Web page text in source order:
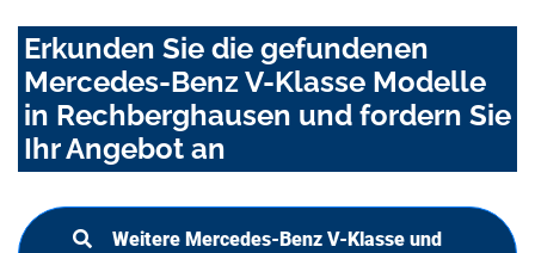
Erkunden Sie die gefundenen
Mercedes-Benz V-Klasse Modelle
in Rechberghausen und fordern Sie
Ihr Angebot an
Weitere Mercedes-Benz V-Klasse und